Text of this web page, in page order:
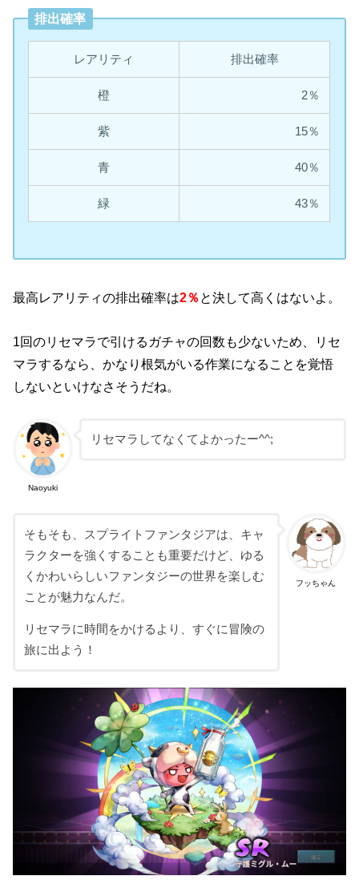
排出確率
レアリティ 排出確率
橙 2％
紫 15％
青 40％
緑 43％
最高レアリティの排出確率は2％ と決して高くはないよ。
1回のリセマラで引けるガチャの回数も少ないため、リセ
マラするなら、かなり根気がいる作業になることを覚悟
しないといけなさそうだね。
Naoyuki
リセマラしてなくてよかったー^^;
フッちゃん
そもそも、スプライトファンタジアは、キャ
ラクターを強くすることも重要だけど、ゆる
くかわいらしいファンタジーの世界を楽しむ
ことが魅力なんだ。
リセマラに時間をかけるより、すぐに冒険の
旅に出よう！